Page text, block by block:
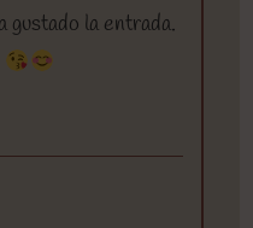
gustado la entrada.